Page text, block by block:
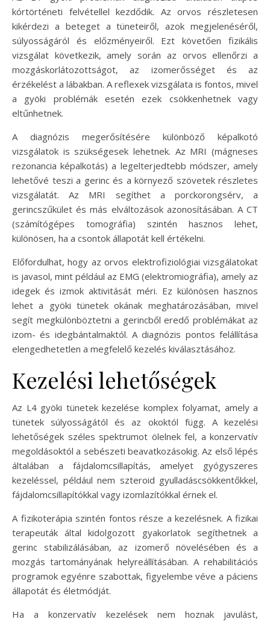
kórtörténeti felvétellel kezdődik. Az orvos részletesen
kikérdezi a beteget a tüneteiről, azok megjelenéséről,
súlyosságáról és előzményeiről. Ezt követően fizikális
vizsgálat következik, amely során az orvos ellenőrzi a
mozgáskorlátozottságot, az izomerősséget és az
érzékelést a lábakban. A reflexek vizsgálata is fontos, mivel
a gyöki problémák esetén ezek csökkenhetnek vagy
eltűnhetnek.
A diagnózis megerősítésére különböző képalkotó
vizsgálatok is szükségesek lehetnek. Az MRI (mágneses
rezonancia képalkotás) a legelterjedtebb módszer, amely
lehetővé teszi a gerinc és a környező szövetek részletes
vizsgálatát. Az MRI segíthet a porckorongsérv, a
gerincszűkület és más elváltozások azonosításában. A CT
(számítógépes tomográfia) szintén hasznos lehet,
különösen, ha a csontok állapotát kell értékelni.
Előfordulhat, hogy az orvos elektrofiziológiai vizsgálatokat
is javasol, mint például az EMG (elektromiográfia), amely az
idegek és izmok aktivitását méri. Ez különösen hasznos
lehet a gyöki tünetek okának meghatározásában, mivel
segít megkülönböztetni a gerincből eredő problémákat az
izom- és idegbántalmaktól. A diagnózis pontos felállítása
elengedhetetlen a megfelelő kezelés kiválasztásához.
Kezelési lehetőségek
Az L4 gyöki tünetek kezelése komplex folyamat, amely a
tünetek súlyosságától és az okoktól függ. A kezelési
lehetőségek széles spektrumot ölelnek fel, a konzervatív
megoldásoktól a sebészeti beavatkozásokig. Az első lépés
általában a fájdalomcsillapítás, amelyet gyógyszeres
kezeléssel, például nem szteroid gyulladáscsökkentőkkel,
fájdalomcsillapítókkal vagy izomlazítókkal érnek el.
A fizikoterápia szintén fontos része a kezelésnek. A fizikai
terapeuták által kidolgozott gyakorlatok segíthetnek a
gerinc stabilizálásában, az izomerő növelésében és a
mozgás tartományának helyreállításában. A rehabilitációs
programok egyénre szabottak, figyelembe véve a páciens
állapotát és életmódját.
Ha a konzervatív kezelések nem hoznak javulást,